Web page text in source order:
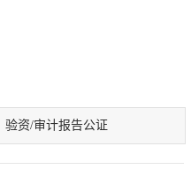
验资/审计报告公证